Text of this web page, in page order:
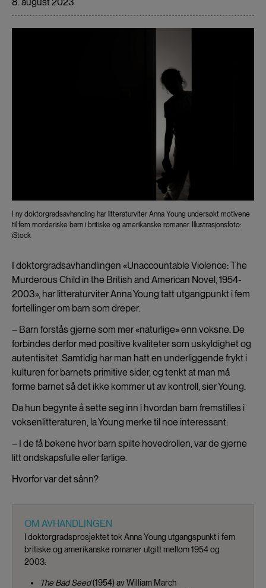
I ny doktorgradsavhandling har litteraturviter Anna Young undersøkt motivene
til fem morderiske barn i britiske og amerikanske romaner. Illustrasjonsfoto:
iStock
I doktorgradsavhandlingen «Unaccountable Violence: The
Murderous Child in the British and American Novel, 1954-
2003», har litteraturviter Anna Young tatt utgangpunkt i fem
fortellinger om barn som dreper.
– Barn forstås gjerne som mer «naturlige» enn voksne. De
forbindes derfor med positive kvaliteter som uskyldighet og
autentisitet. Samtidig har man hatt en underliggende frykt i
kulturen for barnets primitive sider, og tenkt at man må
forme barnet så det ikke kommer ut av kontroll, sier Young.
Da hun begynte å sette seg inn i hvordan barn fremstilles i
voksenlitteraturen, la Young merke til noe interessant:
– I de få bøkene hvor barn spilte hovedrollen, var de gjerne
litt ondskapsfulle eller farlige.
Hvorfor var det sånn?
OM AVHANDLINGEN
I doktorgradsprosjektet tok Anna Young utgangspunkt i fem
britiske og amerikanske romaner utgitt mellom 1954 og
2003:
The Bad Seed(1954) av William March